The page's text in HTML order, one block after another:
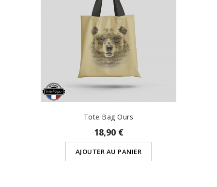
Tote Bag Ours
18,90 €
AJOUTER AU PANIER